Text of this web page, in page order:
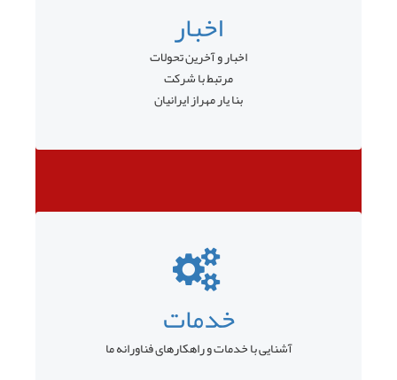
اخبار
اخبار و آخرین تحولات
مرتبط با شرکت
بنا یار مهراز ایرانیان
خدمات
آشنایی با خدمات و راهکارهای فناورانه ما